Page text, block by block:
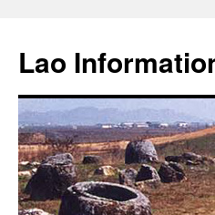
contenu
Lao